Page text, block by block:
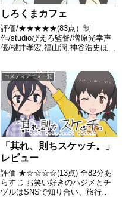
しろくまカフェ
評価/★★★★★(83点）制
作/studioぴえろ監督/増原光幸声
優/櫻井孝宏,福山潤,神谷浩史ほか
んがマスターをしている“しろく
まカフェ”。お店は毎日、動物や
人間のお客さんで大繁...
コメディアニメ一覧
「其れ、則ちスケッチ。」
レビュー
評価 ★☆☆☆☆(13点) 全82分あ
らすじ お笑い好きのハジメとチ
ヅルはSNSで知り合い、旅行に